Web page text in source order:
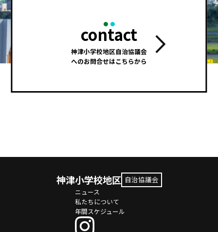
contact
神津小学校地区自治協議会
へのお問合せはこちらから
神津小学校地区 自治協議会
ニュース
私たちについて
年間スケジュール